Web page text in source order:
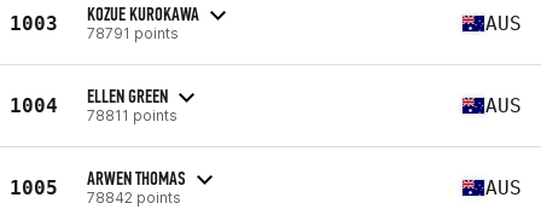
1003 KOZUE KUROKAWA
78791 points AUS
1004 ELLEN GREEN
78811 points AUS
1005 ARWEN THOMAS
78842 points AUS